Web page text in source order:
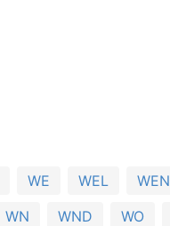
WE WEL WEN
WN WND WO